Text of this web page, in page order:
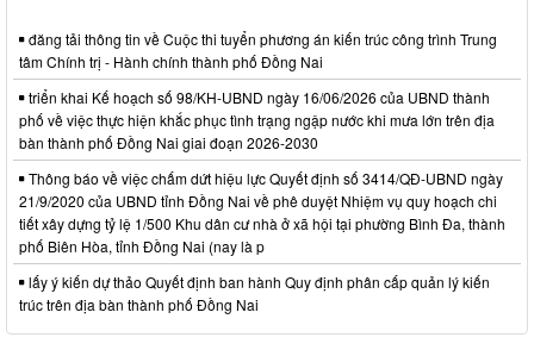
đăng tải thông tin về Cuộc thi tuyển phương án kiến trúc công trình Trung
tâm Chính trị - Hành chính thành phố Đồng Nai
triển khai Kế hoạch số 98/KH-UBND ngày 16/06/2026 của UBND thành
phố về việc thực hiện khắc phục tình trạng ngập nước khi mưa lớn trên địa
bàn thành phố Đồng Nai giai đoạn 2026-2030
Thông báo về việc chấm dứt hiệu lực Quyết định số 3414/QĐ-UBND ngày
21/9/2020 của UBND tỉnh Đồng Nai về phê duyệt Nhiệm vụ quy hoạch chi
tiết xây dựng tỷ lệ 1/500 Khu dân cư nhà ở xã hội tại phường Bình Đa, thành
phố Biên Hòa, tỉnh Đồng Nai (nay là p
lấy ý kiến dự thảo Quyết định ban hành Quy định phân cấp quản lý kiến
trúc trên địa bàn thành phố Đồng Nai